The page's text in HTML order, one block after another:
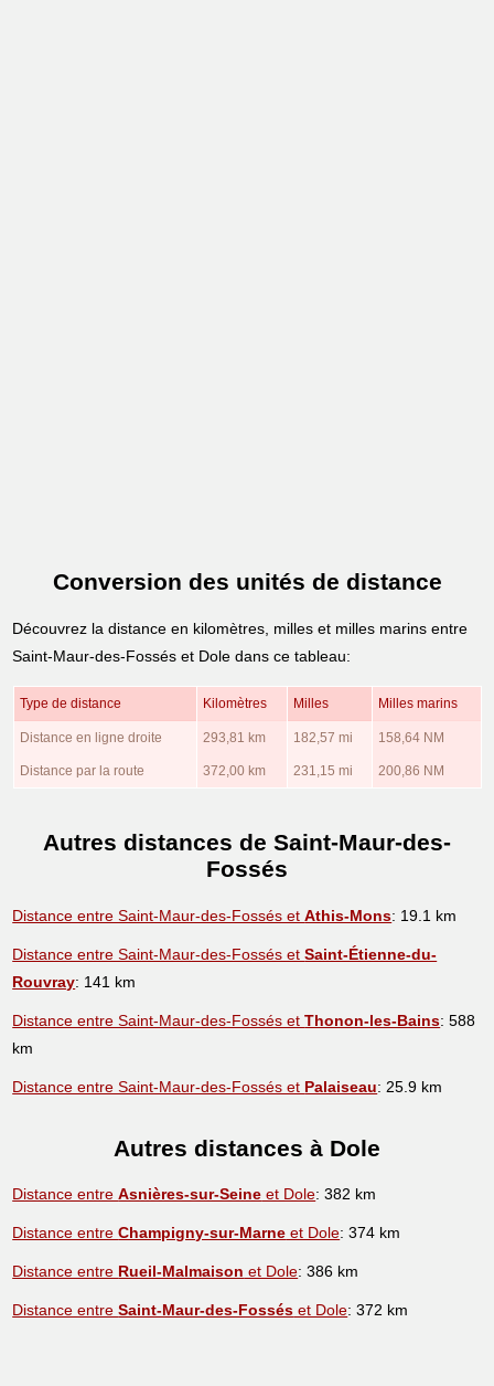
Conversion des unités de distance
Découvrez la distance en kilomètres, milles et milles marins entre
Saint-Maur-des-Fossés et Dole dans ce tableau:
Type de distance Kilomètres Milles Milles marins
Distance en ligne droite 293,81 km 182,57 mi 158,64 NM
Distance par la route 372,00 km 231,15 mi 200,86 NM
Autres distances de Saint-Maur-des-
Fossés
Distance entre Saint-Maur-des-Fossés etAthis-Mons: 19.1 km
Distance entre Saint-Maur-des-Fossés etSaint-Étienne-du-
Rouvray: 141 km
Distance entre Saint-Maur-des-Fossés etThonon-les-Bains: 588
km
Distance entre Saint-Maur-des-Fossés et Palaiseau: 25.9 km
Autres distances à Dole
Distance entreAsnières-sur-Seine et Dole: 382 km
Distance entreChampigny-sur-Marne et Dole: 374 km
Distance entre Rueil-Malmaison et Dole: 386 km
Distance entreSaint-Maur-des-Fossés et Dole: 372 km